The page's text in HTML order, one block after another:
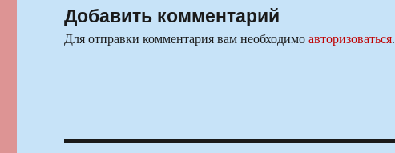
Добавить комментарий
Для отправки комментария вам необходимоавторизоваться.